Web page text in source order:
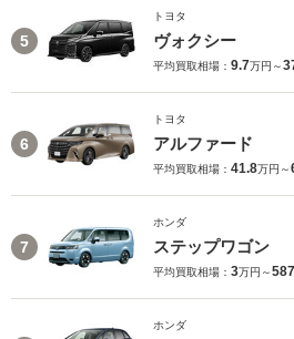
5
トヨタ
ヴォクシー
平均買取相場： 9.7万円～
6
トヨタ
アルファード
平均買取相場： 41.8万円～
7
ホンダ
ステップワゴン
平均買取相場： 3万円～
ホンダ